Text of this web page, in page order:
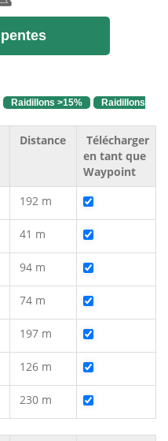
Raidillons >15%
Raidillons
Distance
Télécharger
en tant que
Waypoint
192 m
41 m
94 m
74 m
197 m
126 m
230 m